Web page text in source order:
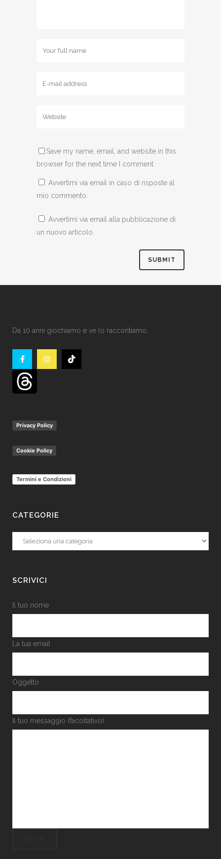
Save my name, email, and website in this
browser for the next time I comment.
Avvertimi via email in caso di risposte al
mio commento.
Avvertimi via email alla pubblicazione di
un nuovo articolo.
Da 10 anni giochiamo e ve lo raccontiamo.
Privacy Policy
Cookie Policy
Termini e Condizioni
CATEGORIE
Categorie
SCRIVICI
Il tuo nome
La tua email
Oggetto
Il tuo messaggio (facoltativo)